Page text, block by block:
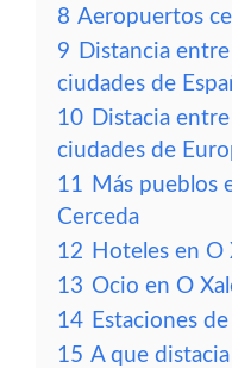
8 Aeropuertos
9 Distancia
ciudades de
10 Distacia
ciudades de
11 Más pueblos
Cerceda
12 Hoteles en O
13 Ocio en O
14 Estaciones
15 A que